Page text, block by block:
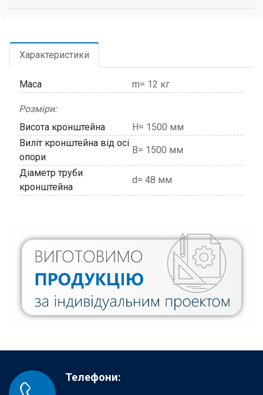
Характеристики
Маса m= 12 кг
Розміри:
Висота кронштейна
H= 1500 мм
Виліт кронштейна від осі
опори
В= 1500 мм
Діаметр труби
кронштейна
d= 48 мм
Телефони: